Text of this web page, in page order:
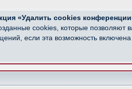
«Удалить cookies
cookies, которые позволяют
если эта возможность